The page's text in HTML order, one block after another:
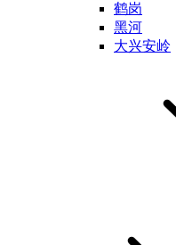
鹤岗
黑河
大兴安岭